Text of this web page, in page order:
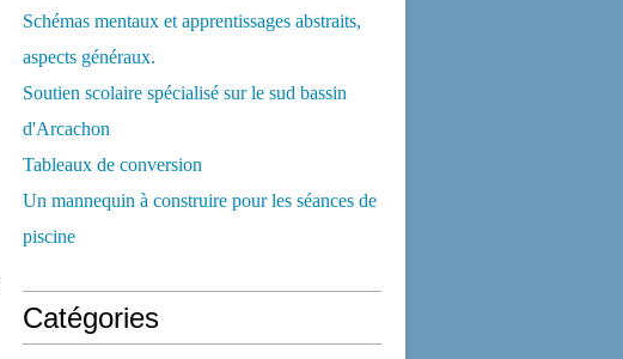
Schémas mentaux et apprentissages abstraits,
aspects généraux.
Soutien scolaire spécialisé sur le sud bassin
d'Arcachon
Tableaux de conversion
Un mannequin à construire pour les séances de
piscine
Catégories